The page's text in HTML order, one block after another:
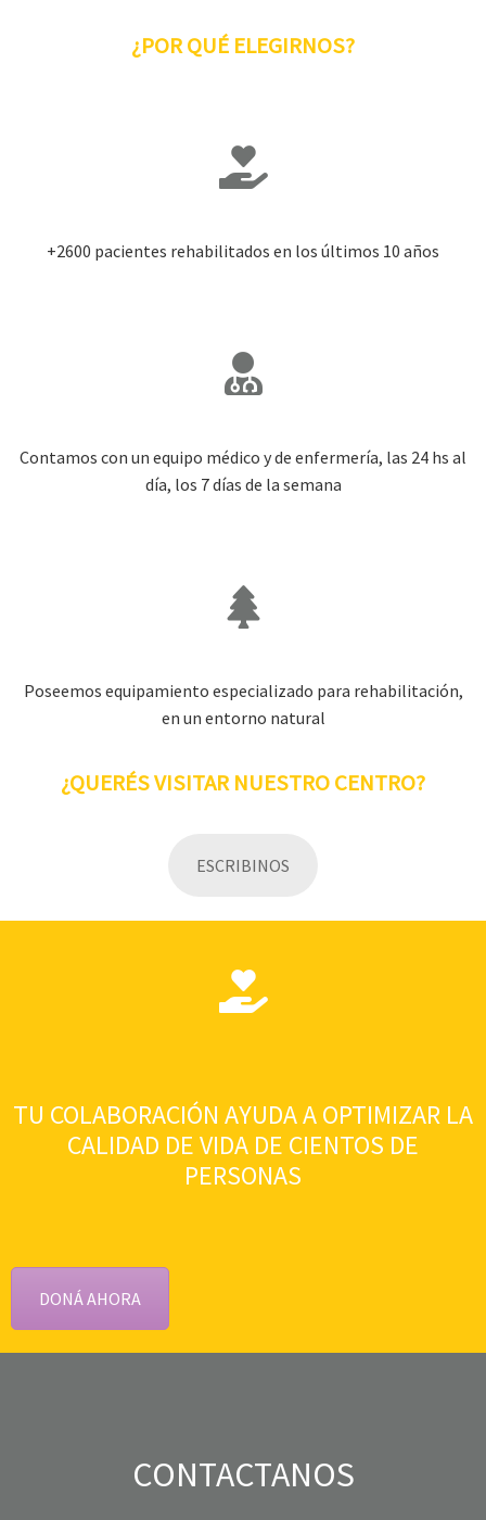
¿POR QUÉ ELEGIRNOS?
+2600 pacientes rehabilitados en los últimos 10 años
Contamos con un equipo médico y de enfermería, las 24 hs al
día, los 7 días de la semana
Poseemos equipamiento especializado para rehabilitación,
en un entorno natural
¿QUERÉS VISITAR NUESTRO CENTRO?
ESCRIBINOS
TU COLABORACIÓN AYUDA A OPTIMIZAR LA
CALIDAD DE VIDA DE CIENTOS DE
PERSONAS
DONÁ AHORA
CONTACTANOS